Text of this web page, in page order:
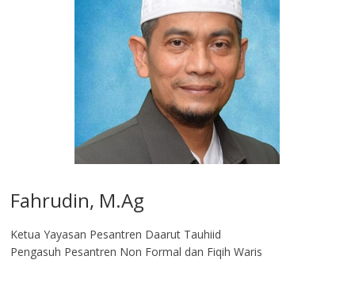
Fahrudin, M.Ag​
Ketua Yayasan Pesantren Daarut Tauhiid
Pengasuh Pesantren Non Formal dan Fiqih Waris